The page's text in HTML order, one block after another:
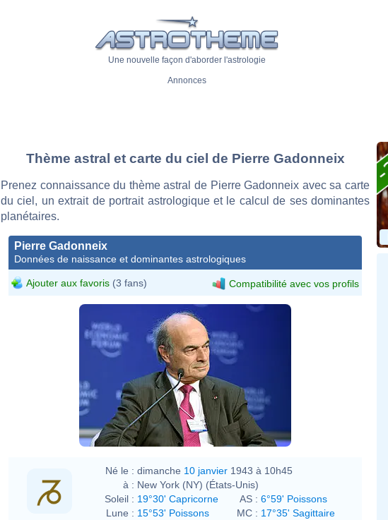
Une nouvelle façon d'aborder l'astrologie
Annonces
Thème astral et carte du ciel de Pierre Gadonneix
Prenez connaissance du thème astral de Pierre Gadonneix avec sa carte
du ciel, un extrait de portrait astrologique et le calcul de ses dominantes
planétaires.
Pierre Gadonneix
Données de naissance et dominantes astrologiques
Ajouter aux favoris (3 fans) Compatibilité avec vos profils
Né le : dimanche 10 janvier 1943 à 10h45
à : New York (NY) (États-Unis)
Soleil : 19°30' Capricorne AS : 6°59' Poissons
Lune : 15°53' Poissons MC : 17°35' Sagittaire